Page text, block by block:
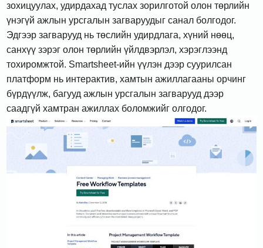
зохицуулах, удирдахад туслах зорилготой олон төрлийн
үнэгүй ажлын урсгалын загваруудыг санал болгодог.
Эдгээр загварууд нь төслийн удирдлага, хүний ​​нөөц,
санхүү зэрэг олон төрлийн үйлдвэрлэл, хэрэглээнд
тохиромжтой. Smartsheet-ийн үүлэн дээр суурилсан
платформ нь интерактив, хамтын ажиллагааны орчинг
бүрдүүлж, багууд ажлын урсгалын загварууд дээр
саадгүй хамтран ажиллах боломжийг олгодог.